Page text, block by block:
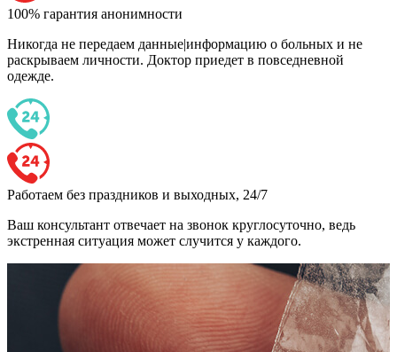
100% гарантия анонимности
Никогда не передаем данные|информацию о больных и не
раскрываем личности. Доктор приедет в повседневной
одежде.
Работаем без праздников и выходных, 24/7
Ваш консультант отвечает на звонок круглосуточно, ведь
экстренная ситуация может случится у каждого.